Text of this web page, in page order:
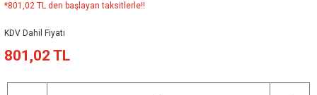
*801,02 TL den başlayan taksitlerle!!
KDV Dahil Fiyatı
801,02 TL